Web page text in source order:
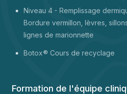
Niveau 4 - Remplissage
Bordure vermillon, lèvres,
lignes de marionnette
Botox® Cours de recyclage
Formation de l'équipe